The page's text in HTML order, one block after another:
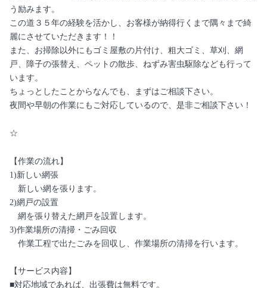
う励みます。
この道３５年の経験を活かし、お客様が納得行くまで隅々まで綺
麗にさせていただきます！！
また、お掃除以外にもゴミ屋敷の片付け、粗大ゴミ、草刈、網
戸、障子の張替え、ペットの散歩、ねずみ害虫駆除なども行って
います。
ちょっとしたことからなんでも、まずはご相談下さい。
夜間や早朝の作業にもご対応しているので、是非ご相談下さい！
☆
【作業の流れ】
1)新しい網張
新しい網を張ります。
2)網戸の設置
網を張り替えた網戸を設置します。
3)作業場所の清掃・ごみ回収
作業工程で出たごみを回収し、作業場所の清掃を行います。
【サービス内容】
■対応地域であれば、出張費は無料です。